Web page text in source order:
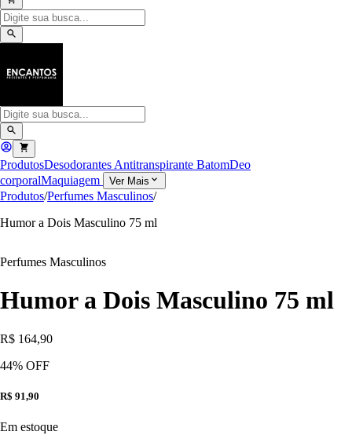
ProdutosDesodorantes Antitranspirante BatomDeo
corporalMaquiagem Ver Mais
Produtos/Perfumes Masculinos/
Humor a Dois Masculino 75 ml
Perfumes Masculinos
Humor a Dois Masculino 75 ml
R$ 164,90
44% OFF
R$ 91,90
Em estoque